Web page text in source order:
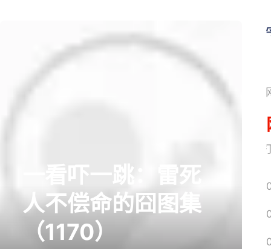
一看吓一跳：雷死
人不偿命的囧图集
（1170）
网易搜